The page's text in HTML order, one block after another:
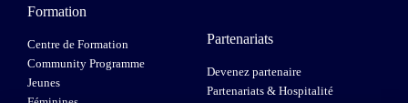
Formation
Centre de Formation
Community Programme
Jeunes
Partenariats
Devenez partenaire
Partenariats & Hospitalité